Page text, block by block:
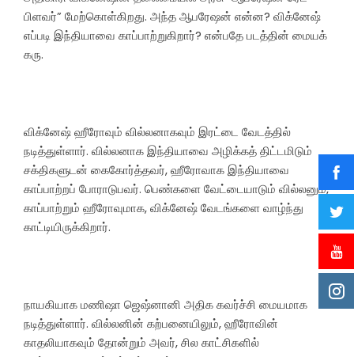
பிளவர்” மேற்கொள்கிறது. அந்த ஆபரேஷன் என்ன? விக்னேஷ்
எப்படி இந்தியாவை காப்பாற்றுகிறார்? என்பதே படத்தின் மையக்
கரு.
விக்னேஷ் ஹீரோவும் வில்லனாகவும் இரட்டை வேடத்தில்
நடித்துள்ளார். வில்லனாக இந்தியாவை அழிக்கத் திட்டமிடும்
சக்திகளுடன் கைகோர்த்தவர், ஹீரோவாக இந்தியாவை
காப்பாற்றப் போராடுபவர். பெண்களை வேட்டையாடும் வில்லனும்,
காப்பாற்றும் ஹீரோவுமாக, விக்னேஷ் வேடங்களை வாழ்ந்து
காட்டியிருக்கிறார்.
நாயகியாக மணிஷா ஜெஷ்னானி அதிக கவர்ச்சி மையமாக
நடித்துள்ளார். வில்லனின் கற்பனையிலும், ஹீரோவின்
காதலியாகவும் தோன்றும் அவர், சில காட்சிகளில்